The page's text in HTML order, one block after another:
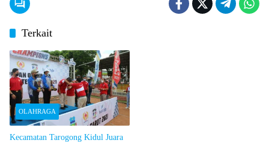
Terkait
OLAHRAGA
Kecamatan Tarogong Kidul Juara